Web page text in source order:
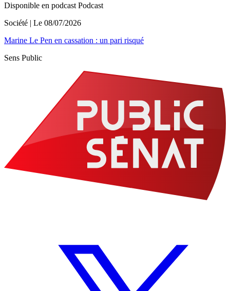
Disponible en podcast Podcast
Société | Le 08/07/2026
Marine Le Pen en cassation : un pari risqué
Sens Public